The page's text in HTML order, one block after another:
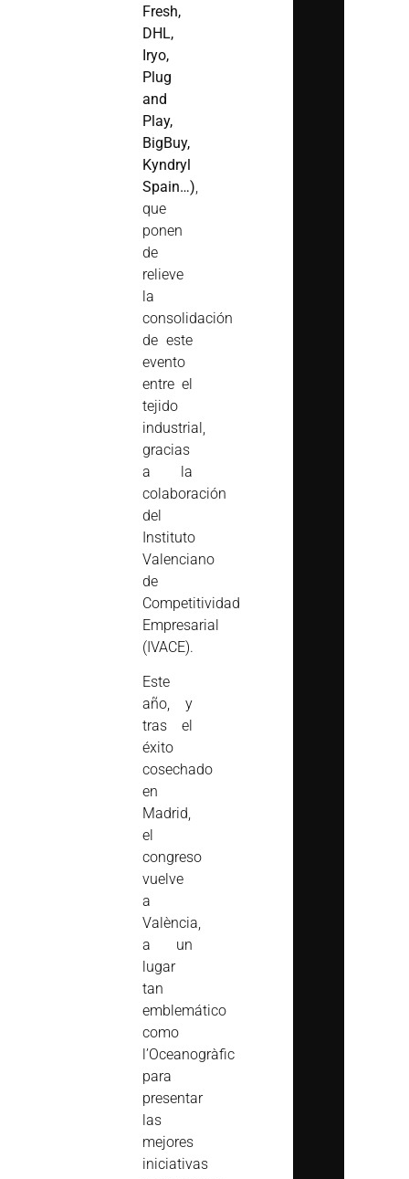
Fresh,
DHL,
Iryo,
Plug
and
Play,
BigBuy,
Kyndryl
Spain…)
que
ponen
de
relieve
la
consolidación
de este
evento
entre el
tejido
industrial,
gracias
a la
colaboración
del
Instituto
Valenciano
de
Competitividad
Empresarial
(IVACE).
Este
año, y
tras el
éxito
cosechado
en
Madrid,
el
congreso
vuelve
a
València,
a un
lugar
tan
emblemático
como
l’Oceanogràfic
para
presentar
las
mejores
iniciativas